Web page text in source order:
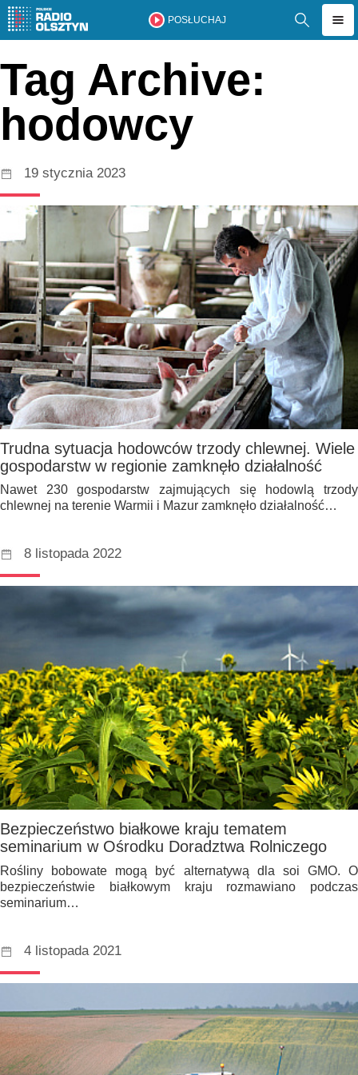
POSŁUCHAJ
Tag Archive:
hodowcy
19 stycznia 2023
Trudna sytuacja hodowców trzody chlewnej. Wiele
gospodarstw w regionie zamknęło działalność
Nawet 230 gospodarstw zajmujących się hodowlą trzody
chlewnej na terenie Warmii i Mazur zamknęło działalność…
8 listopada 2022
Bezpieczeństwo białkowe kraju tematem
seminarium w Ośrodku Doradztwa Rolniczego
Rośliny bobowate mogą być alternatywą dla soi GMO. O
bezpieczeństwie białkowym kraju rozmawiano podczas
seminarium…
4 listopada 2021